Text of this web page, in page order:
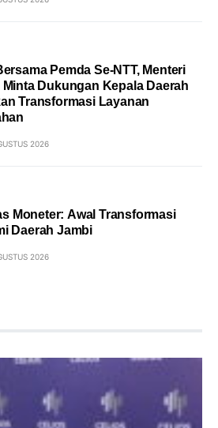
Pemda Se-NTT, Menteri
Minta Dukungan Kepala Daerah
Transformasi Layanan
2026
Moneter: Awal Transformasi
Daerah Jambi
2026